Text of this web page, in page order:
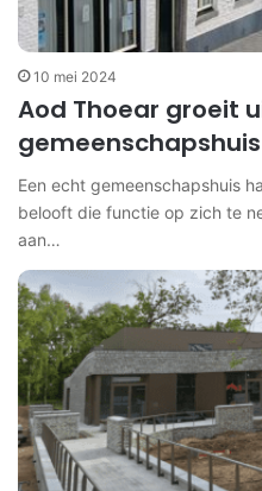
10 mei 2024
Aod Thoear groeit
Een echt gemeenschapshuis
belooft die functie op zich te
aan…